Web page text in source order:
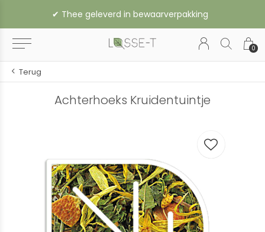
0
✔︎ Thee geleverd in bewaarverpakking
Terug
Achterhoeks Kruidentuintje